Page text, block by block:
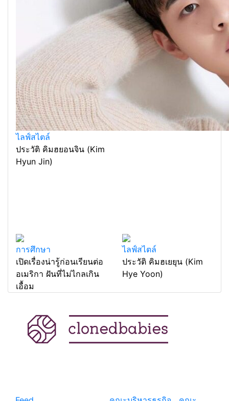
ไลฟ์สไตล์
ประวัติ คิมฮยอนจิน (Kim
Hyun Jin)
การศึกษา
เปิดเรื่องน่ารู้ก่อนเรียนต่อ
อเมริกา ฝันที่ไม่ไกลเกิน
เอื้อม
ไลฟ์สไตล์
ประวัติ คิมฮเยยุน (Kim
Hye Yoon)